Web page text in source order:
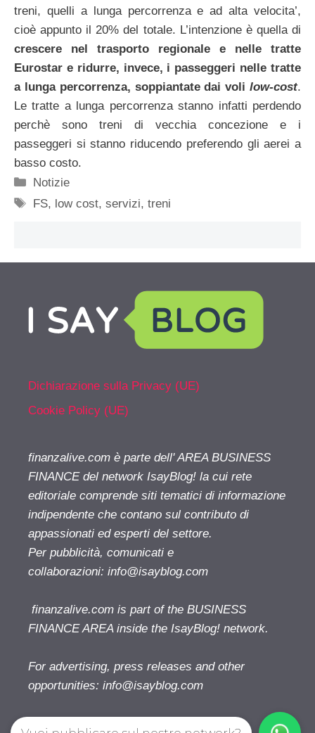
treni, quelli a lunga percorrenza e ad alta velocita’,
cioè appunto il 20% del totale. L’intenzione è quella di
crescere nel trasporto regionale e nelle tratte
Eurostar e ridurre, invece, i passeggeri nelle tratte
a lunga percorrenza, soppiantate dai voli low-cost.
Le tratte a lunga percorrenza stanno infatti perdendo
perchè sono treni di vecchia concezione e i
passeggeri si stanno riducendo preferendo gli aerei a
basso costo.
Categorie
Notizie
Tag
FS, low cost,servizi,treni
Dichiarazione sulla Privacy (UE)
Cookie Policy (UE)
finanzalive.com è parte dell' AREA BUSINESS
FINANCE del network IsayBlog! la cui rete
editoriale comprende siti tematici di informazione
indipendente che contano sul contributo di
appassionati ed esperti del settore.
Per pubblicità, comunicati e
collaborazioni: info@isayblog.com
finanzalive.com is part of the BUSINESS
FINANCE AREA inside the IsayBlog! network.
For advertising, press releases and other
opportunities: info@isayblog.com